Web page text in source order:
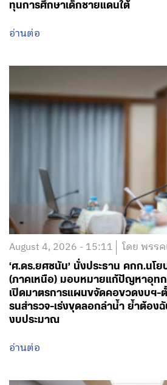
ทุนการศึกษาเด็กชายแดนใต้
อ่านต่อ
August 4, 2026 - 15:11 โดย พรร
‘ศ.ดร.ยศชนัน’ นั่งประธาน คกก.น
(ภาคเหนือ) มอบหมายแก้ปัญหาอุท
เปิดมาตรการแผนขจัดคอขวดงบฯ-
รนสำรวจ-เร่งขุดลอกลำน้ำ ย้ำต้อง
งบประมาณ
อ่านต่อ